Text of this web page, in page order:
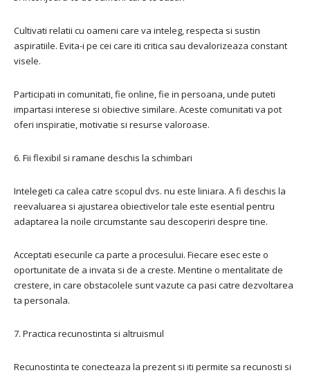
Cultivati relatii cu oameni care va inteleg, respecta si sustin
aspiratiile. Evita-i pe cei care iti critica sau devalorizeaza constant
visele.
Participati in comunitati, fie online, fie in persoana, unde puteti
impartasi interese si obiective similare. Aceste comunitati va pot
oferi inspiratie, motivatie si resurse valoroase.
6. Fii flexibil si ramane deschis la schimbari
Intelegeti ca calea catre scopul dvs. nu este liniara. A fi deschis la
reevaluarea si ajustarea obiectivelor tale este esential pentru
adaptarea la noile circumstante sau descoperiri despre tine.
Acceptati esecurile ca parte a procesului. Fiecare esec este o
oportunitate de a invata si de a creste. Mentine o mentalitate de
crestere, in care obstacolele sunt vazute ca pasi catre dezvoltarea
ta personala.
7. Practica recunostinta si altruismul
Recunostinta te conecteaza la prezent si iti permite sa recunosti si